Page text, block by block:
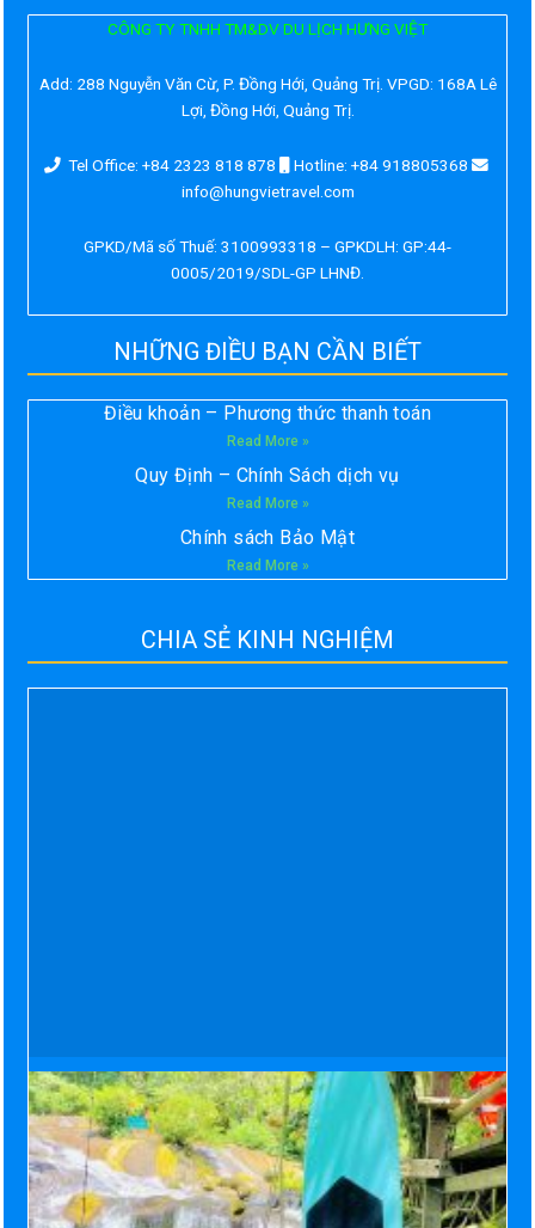
CÔNG TY TNHH TM&DV DU LỊCH HƯNG VIỆT
Add: 288 Nguyễn Văn Cừ, P. Đồng Hới, Quảng Trị. VPGD: 168A Lê
Lợi, Đồng Hới, Quảng Trị.
Tel Office: +84 2323 818 878
Hotline: +84 918805368
info@hungvietravel.com
GPKD/Mã số Thuế: 3100993318 – GPKDLH: GP:44-
0005/2019/SDL-GP LHNĐ.
NHỮNG ĐIỀU BẠN CẦN BIẾT
Điều khoản – Phương thức thanh toán
Read More »
Quy Định – Chính Sách dịch vụ
Read More »
Chính sách Bảo Mật
Read More »
CHIA SẺ KINH NGHIỆM